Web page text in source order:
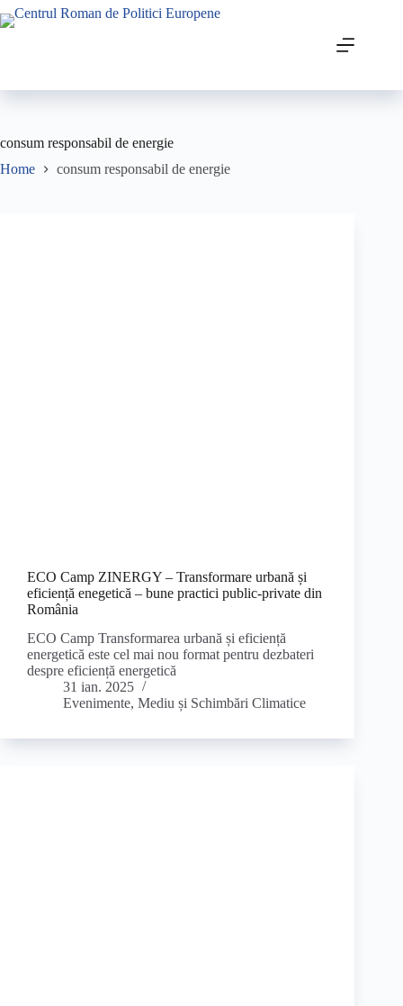
consum responsabil de energie
Home
consum responsabil de energie
ECO Camp ZINERGY – Transformare urbană și
eficiență enegetică – bune practici public-private din
România
ECO Camp Transformarea urbană și eficiență
energetică este cel mai nou format pentru dezbateri
despre eficiență energetică
31 ian. 2025
Evenimente, Mediu și Schimbări Climatice